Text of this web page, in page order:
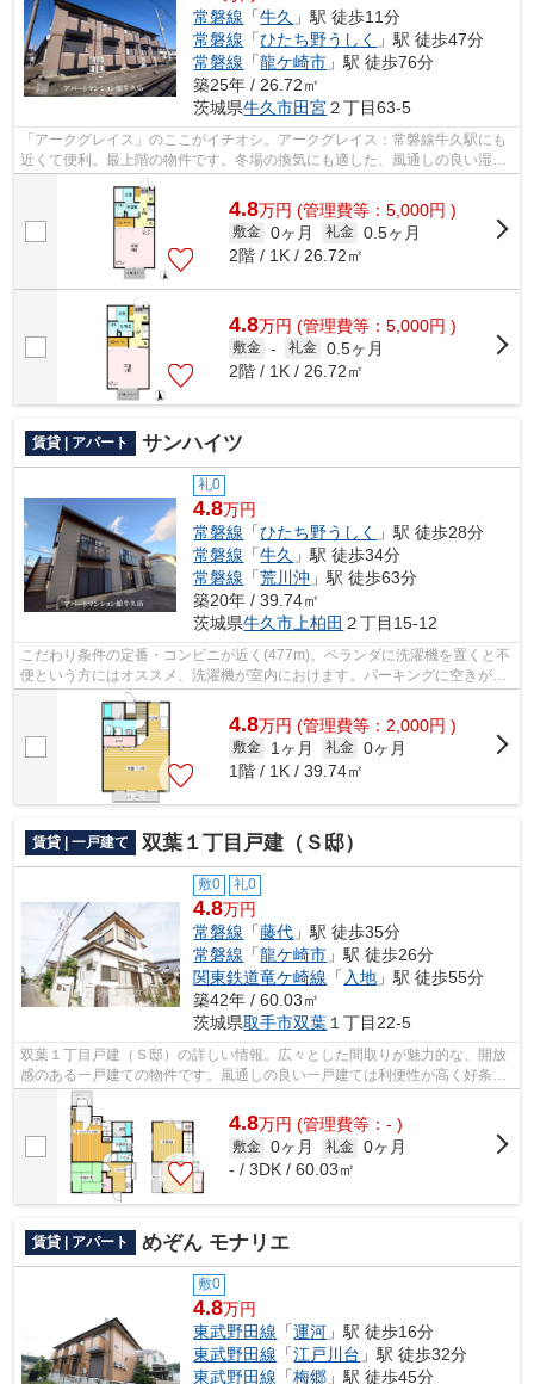
常磐線 「牛久 」駅 徒歩11分
常磐線 「ひたち野うしく
」駅 徒歩47分
常磐線 「龍ケ崎市 」駅 徒歩76分
築25年 / 26.72㎡
茨城県牛久市田宮２丁目63-5
「アークグレイス」のここがイチオシ。アークグレイス：常磐線牛久駅にも
近くて便利。最上階の物件です。冬場の換気にも適した、風通しの良い湿気
が溜まりにくいアパートです。牛久市...
4.8万円 (管理費等：5,000円 )
敷金 0ヶ月 礼金 0.5ヶ月
2階 / 1K / 26.72㎡
4.8万円 (管理費等：5,000円 )
敷金 - 礼金 0.5ヶ月
2階 / 1K / 26.72㎡
賃貸 | アパート サンハイツ
礼0
4.8万円
常磐線 「ひたち野うしく
」駅 徒歩28分
常磐線 「牛久 」駅 徒歩34分
常磐線 「荒川沖 」駅 徒歩63分
築20年 / 39.74㎡
茨城県牛久市 上柏田 ２丁目15-12
こだわり条件の定番・コンビニが近く(477m)。ベランダに洗濯機を置くと不
便という方にはオススメ、洗濯機が室内におけます。パーキングに空きがあ
りますので、車を駐車することが可能...
4.8万円 (管理費等：2,000円 )
敷金 1ヶ月 礼金 0ヶ月
1階 / 1K / 39.74㎡
賃貸 | 一戸建て 双葉１丁目戸建（Ｓ邸）
敷0 礼0
4.8万円
常磐線 「藤代 」駅 徒歩35分
常磐線 「龍ケ崎市 」駅 徒歩26分
関東鉄道竜ケ崎線 「 入地 」駅 徒歩55分
築42年 / 60.03㎡
茨城県取手市双葉 １丁目22-5
双葉１丁目戸建（Ｓ邸）の詳しい情報。広々とした間取りが魅力的な、開放
感のある一戸建ての物件です。風通しの良い一戸建ては利便性が高く好条件
です。常磐線藤代エリアで戸建てを探...
4.8万円 (管理費等：- )
敷金 0ヶ月 礼金 0ヶ月
- / 3DK / 60.03㎡
賃貸 | アパート めぞん モナリエ
敷0
4.8万円
東武野田線 「運河 」駅 徒歩16分
東武野田線 「江戸川台 」駅 徒歩32分
東武野田線 「梅郷 」駅 徒歩45分